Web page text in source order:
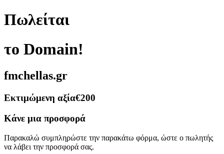
Πωλείται
το Domain!
fmchellas.gr
Εκτιμώμενη αξία€200
Κάνε μια προσφορά
Παρακαλώ συμπληρώστε την παρακάτω φόρμα, ώστε ο πωλητής
να λάβει την προσφορά σας.